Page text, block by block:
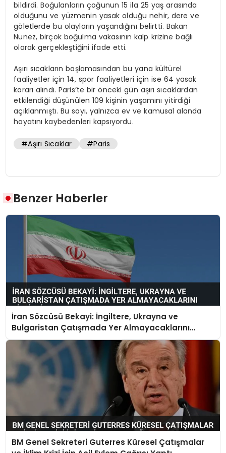
bildirdi. Boğulanların çoğunun 15 ila 25 yaş arasında
olduğunu ve yüzmenin yasak olduğu nehir, dere ve
göletlerde bu olayların yaşandığını belirtti. Bakan
Nunez, birçok boğulma vakasının kalp krizine bağlı
olarak gerçekleştiğini ifade etti.
Aşırı sıcakların başlamasından bu yana kültürel
faaliyetler için 14, spor faaliyetleri için ise 64 yasak
kararı alındı. Paris’te bir önceki gün aşırı sıcaklardan
etkilendiği düşünülen 109 kişinin yaşamını yitirdiği
açıklanmıştı. Bu sayı, yalnızca ev ve kamusal alanda
hayatını kaybedenleri kapsıyordu.
#Aşırı Sıcaklar #Paris
Benzer Haberler
İran Sözcüsü Bekayi: İngiltere, Ukrayna ve
Bulgaristan Çatışmada Yer Almayacaklarını
Bildirdi
BM Genel Sekreteri Guterres Küresel Çatışmalar